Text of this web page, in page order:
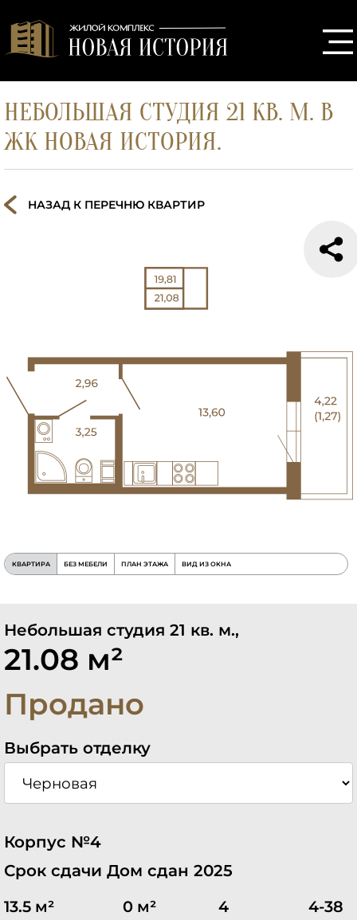
НЕБОЛЬШАЯ СТУДИЯ 21 КВ. М. В
ЖК НОВАЯ ИСТОРИЯ.
Небольшая студия 21 кв. м.,
21.08 м²
Продано
Выбрать отделку
Корпус №4
Срок сдачи Дом сдан 2025
13.5 м²
0 м² 4 4-38
НАЗАД К ПЕРЕЧНЮ КВАРТИР
КВАРТИРА БЕЗ МЕБЕЛИ ПЛАН ЭТАЖА ВИД ИЗ ОКНА